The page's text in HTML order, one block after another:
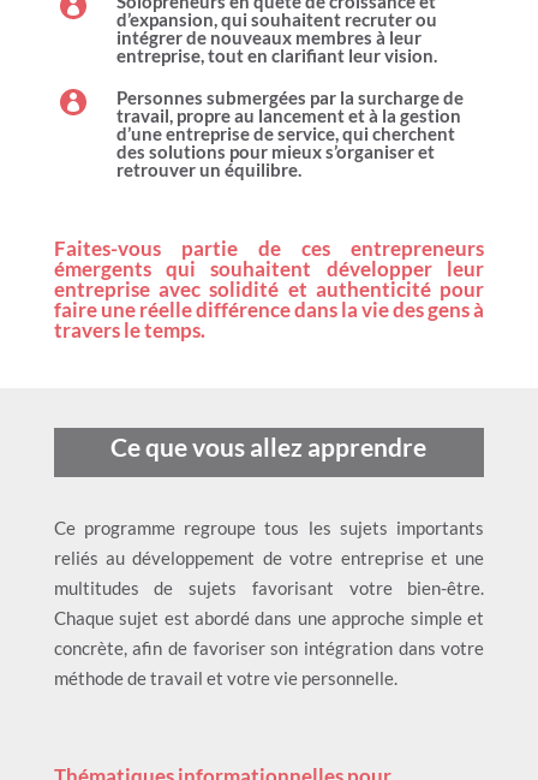

d’expansion, qui souhaitent recruter ou
intégrer de nouveaux membres à leur
entreprise, tout en clarifiant leur vision.

Personnes submergées par la surcharge de
travail, propre au lancement et à la gestion
d’une entreprise de service, qui cherchent
des solutions pour mieux s’organiser et
retrouver un équilibre.
Faites-vous partie de ces entrepreneurs
émergents qui souhaitent développer leur
entreprise avec solidité et authenticité pour
faire une réelle différence dans la vie des gens à
travers le temps.
Ce que vous allez apprendre
Ce programme regroupe tous les sujets importants
reliés au développement de votre entreprise et une
multitudes de sujets favorisant votre bien-être.
Chaque sujet est abordé dans une approche simple et
concrète, afin de favoriser son intégration dans votre
méthode de travail et votre vie personnelle.